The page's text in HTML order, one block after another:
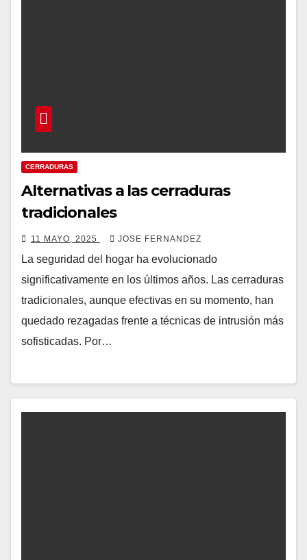
CERRADURAS
Alternativas a las cerraduras
tradicionales
11 MAYO, 2025 JOSE FERNANDEZ
La seguridad del hogar ha evolucionado
significativamente en los últimos años. Las cerraduras
tradicionales, aunque efectivas en su momento, han
quedado rezagadas frente a técnicas de intrusión más
sofisticadas. Por…